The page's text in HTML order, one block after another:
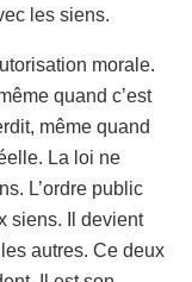
les siens.
morale.
quand c’est
même quand
La loi ne
L’ordre public
siens. Il devient
autres. Ce deux